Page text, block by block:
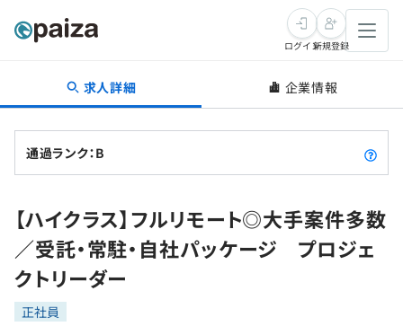
転職・キャリア
転職成功ガイド
転職エージェント
インタビュー
転職成功ガイド
新卒就活
求人検索
本選考
インターン
学習
問題集
プログラミング言語
ゲーム・マンガ
ログイン新規登録
求人詳細 企業情報
通過ランク：B
【ハイクラス】フルリモート◎大手案件多数
／受託・常駐・自社パッケージ プロジェ
クトリーダー
正社員